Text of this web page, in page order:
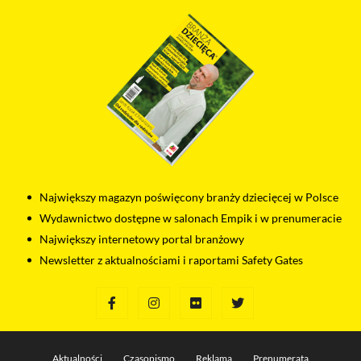
Największy magazyn poświęcony branży dziecięcej w Polsce
Wydawnictwo dostępne w salonach Empik i w prenumeracie
Największy internetowy portal branżowy
Newsletter z aktualnościami i raportami Safety Gates
Aktualności Czasopismo Reklama Prenumerata